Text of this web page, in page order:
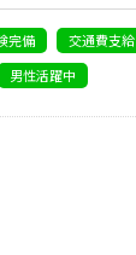
完備 交通費支給
男性活躍中